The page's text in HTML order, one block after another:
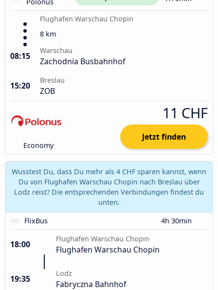
Flughafen Warschau Chopin
8 km
08:15
Warschau
Zachodnia Busbahnhof
15:20
Breslau
ZOB
Economy
11 CHF
Jetzt finden
Wusstest Du, dass Du mehr als 4 CHF sparen kannst, wenn
Du von Flughafen Warschau Chopin nach Breslau über
Lodz reist? Die entsprechenden Verbindungen findest du
unten.
FlixBus
4h 30min
18:00
Flughafen Warschau Chopin
Flughafen Warschau Chopin
19:35
Lodz
Fabryczna Bahnhof